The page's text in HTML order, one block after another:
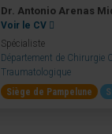
Dr. Antonio Arenas
Voir le CV
Spécialiste
Département de Chirurgie
Traumatologique
Siège de Pampelune